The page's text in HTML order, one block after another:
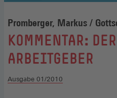
Promberger, Markus /
:
KOMMENTAR:
ARBEITGEBER
Ausgabe 01/2010